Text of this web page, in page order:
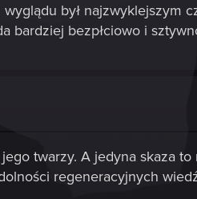
był najzwyklejszym
bardziej bezpłciowo i
twarzy. A jedyna skaza to
regeneracyjnych